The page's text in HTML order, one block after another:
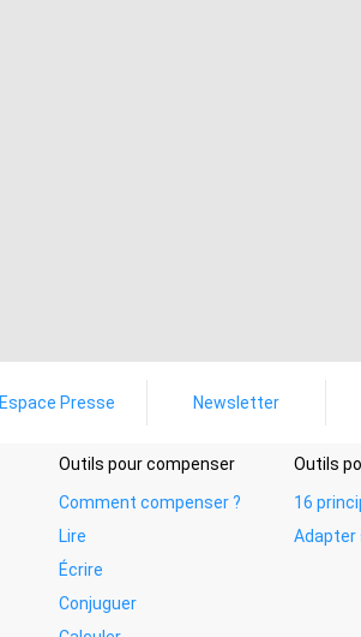
Espace Presse Newsletter
Outils pour compenser
Comment compenser ?
Lire
Écrire
Conjuguer
Outils
16
Adapter